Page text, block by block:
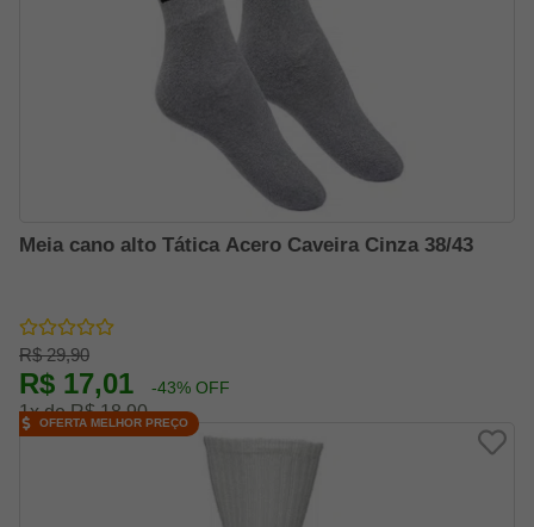
Meia cano alto Tática Acero Caveira Cinza 38/43
R$ 29,90
R$ 17,01 -43% OFF
1x de R$ 18,90
OFERTA MELHOR PREÇO